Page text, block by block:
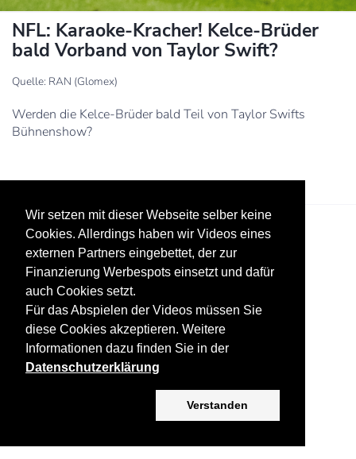
Wir setzen mit dieser Webseite selber keine
Cookies. Allerdings haben wir Videos eines
externen Partners eingebettet, der zur
Finanzierung Werbespots einsetzt und dafür
auch Cookies setzt.
Für das Abspielen der Videos müssen Sie
diese Cookies akzeptieren. Weitere
Informationen dazu finden Sie in der
Datenschutzerklärung
Verstanden
NFL: Karaoke-Kracher! Kelce-Brüder
bald Vorband von Taylor Swift?
Quelle: RAN (Glomex)
Werden die Kelce-Brüder bald Teil von Taylor Swifts
Bühnenshow?
Datenschutz Werbung Impressum
Copyright © 2026 KV-GmbH